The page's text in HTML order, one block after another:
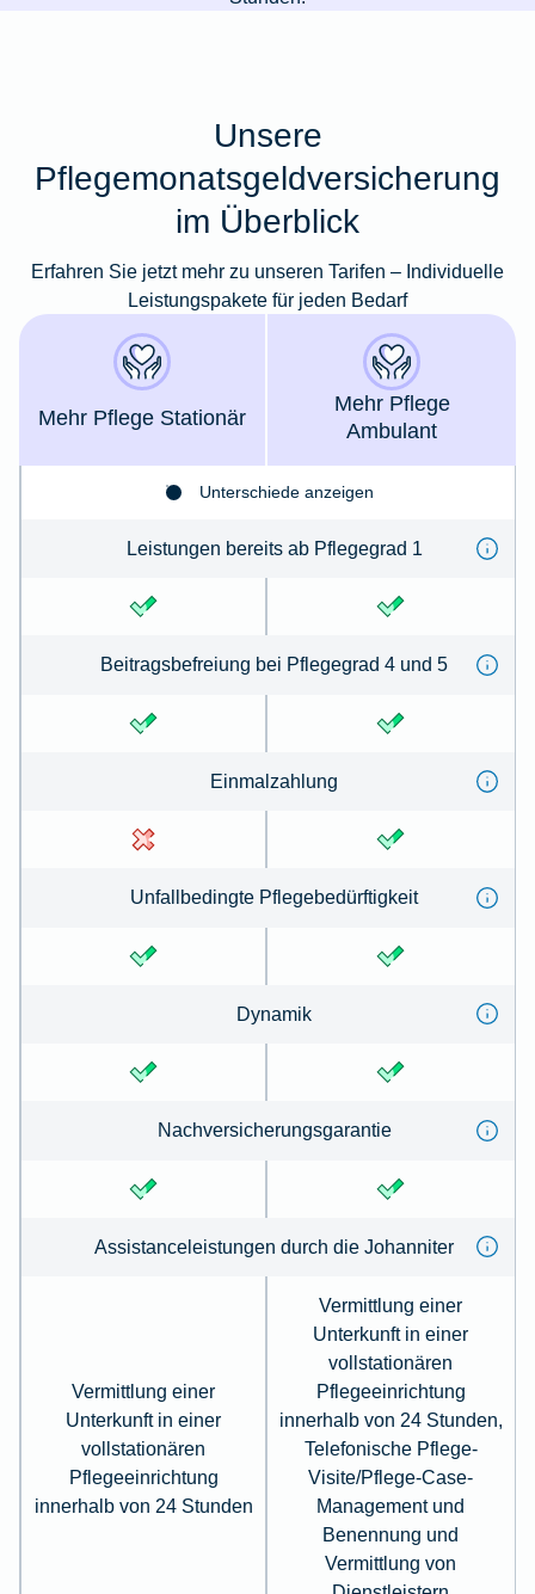
Unsere
Pflegemonatsgeldversicherung
im Überblick
Erfahren Sie jetzt mehr zu unseren Tarifen – Individuelle
Leistungspakete für jeden Bedarf
Mehr Pflege Stationär
Mehr Pflege
Ambulant
Unterschiede anzeigen
Leistungen bereits ab Pflegegrad 1
Beitragsbefreiung bei Pflegegrad 4 und 5
Einmalzahlung
Unfallbedingte Pflegebedürftigkeit
Dynamik
Nachversicherungsgarantie
Assistanceleistungen durch die Johanniter
Vermittlung einer
Unterkunft in einer
vollstationären
Pflegeeinrichtung
innerhalb von 24 Stunden
Vermittlung einer
Unterkunft in einer
vollstationären
Pflegeeinrichtung
innerhalb von 24 Stunden,
Telefonische Pflege-
Visite/Pflege-Case-
Management und
Benennung und
Vermittlung von